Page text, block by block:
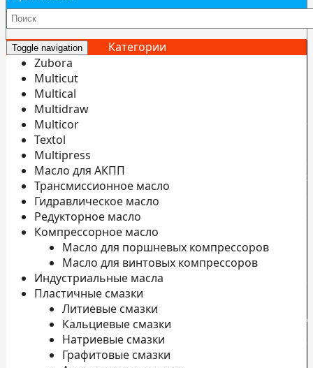
Toggle navigation
Категории
Zubora
Multicut
Multical
Multidraw
Multicor
Textol
Multipress
Масло для АКПП
Трансмиссионное масло
Гидравлическое масло
Редукторное масло
Компрессорное масло
Масло для поршневых компрессоров
Масло для винтовых компрессоров
Индустриальные масла
Пластичные смазки
Литиевые смазки
Кальциевые смазки
Натриевые смазки
Графитовые смазки